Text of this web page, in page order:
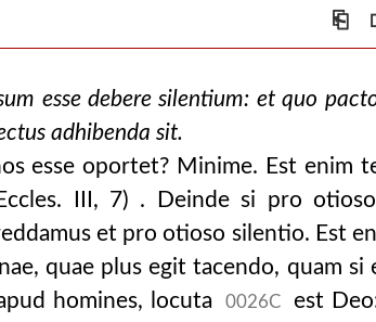
⎗
esse debere silentium: et quo
adhibenda sit.
esse oportet? Minime. Est enim
III, 7) . Deinde si pro
et pro otioso silentio. Est
quae plus egit tacendo, quam si
homines, locuta
0026C
est